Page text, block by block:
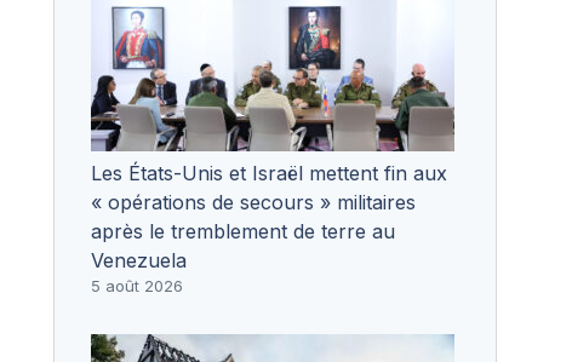
Les États-Unis et Israël mettent fin aux
« opérations de secours » militaires
après le tremblement de terre au
Venezuela
5 août 2026